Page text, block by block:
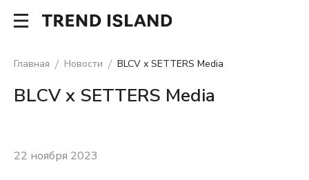
Главная Новости BLCV х SETTERS Media
BLCV х SETTERS Media
22 ноября 2023